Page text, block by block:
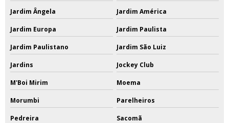
Jardim Ângela Jardim América
Jardim Europa Jardim Paulista
Jardim Paulistano Jardim São Luiz
Jardins Jockey Club
M'Boi Mirim Moema
Morumbi Parelheiros
Pedreira Sacomã